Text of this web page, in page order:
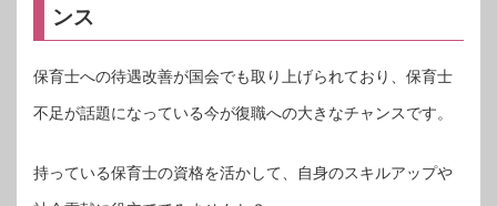
ンス
保育士への待遇改善が国会でも取り上げられており、保育士
不足が話題になっている今が復職への大きなチャンスです。
持っている保育士の資格を活かして、自身のスキルアップや